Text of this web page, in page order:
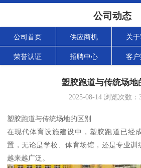
公司动态
公司首页 供应商机 关
荣誉认证 招聘中心 客户
塑胶跑道与传统场地
2025-08-14浏览次数：
塑胶跑道与传统场地的区别
在现代体育设施建设中，塑胶跑道已经
置，无论是学校、体育场馆，还是专业训
越来越广泛。